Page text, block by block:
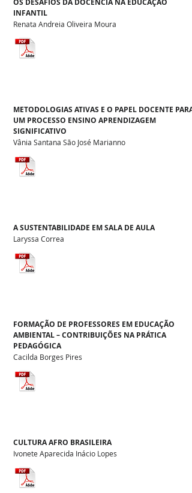
Renata Andreia Oliveira Moura
OS DESAFIOS DA DOCÊNCIA NA EDUCAÇÃO
INFANTIL
Vânia Santana São José Marianno
METODOLOGIAS ATIVAS E O PAPEL DOCENTE PARA
UM PROCESSO ENSINO APRENDIZAGEM
SIGNIFICATIVO
Laryssa Correa
A SUSTENTABILIDADE EM SALA DE AULA
Cacilda Borges Pires
FORMAÇÃO DE PROFESSORES EM EDUCAÇÃO
AMBIENTAL – CONTRIBUIÇÕES NA PRÁTICA
PEDAGÓGICA
Ivonete Aparecida Inácio Lopes
CULTURA AFRO BRASILEIRA